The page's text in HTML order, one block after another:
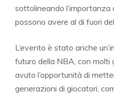
sottolineando l’importanza
possono avere al di fuori
L’evento è stato anche
futuro della NBA, con
avuto l’opportunità di
generazioni di giocatori,